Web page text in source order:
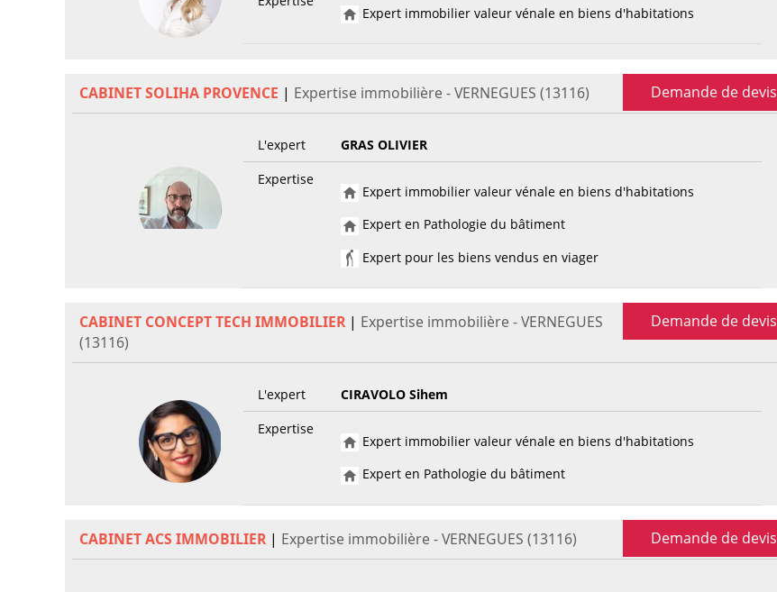
Expert immobilier valeur vénale en biens d'habitations
CABINET SOLIHA PROVENCE | Expertise immobilière - VERNEGUES (13116) Demande de devis
L'expert
GRAS OLIVIER
Expertise
Expert immobilier valeur vénale en biens d'habitations
Expert en Pathologie du bâtiment
Expert pour les biens vendus en viager
CABINET CONCEPT TECH IMMOBILIER | Expertise immobilière - VERNEGUES
(13116)
Demande de devis
L'expert
CIRAVOLO Sihem
Expertise
Expert immobilier valeur vénale en biens d'habitations
Expert en Pathologie du bâtiment
CABINET ACS IMMOBILIER | Expertise immobilière - VERNEGUES (13116) Demande de devis